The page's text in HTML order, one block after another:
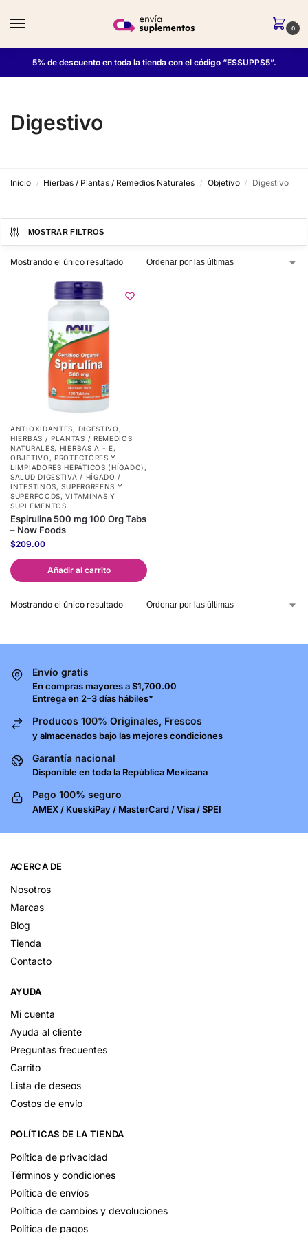
0
5% de descuento en toda la tienda con el código “ESSUPPS5”.
Digestivo
Inicio / Hierbas / Plantas / Remedios Naturales / Objetivo / Digestivo
MOSTRAR FILTROS
Mostrando el único resultado
ANTIOXIDANTES, DIGESTIVO ,
HIERBAS / PLANTAS / REMEDIOS
NATURALES, HIERBAS A - E,
OBJETIVO ,PROTECTORES Y
LIMPIADORES HEPÁTICOS (HÍGADO) ,
SALUD DIGESTIVA / HÍGADO /
INTESTINOS,SUPERGREENS Y
SUPERFOODS,VITAMINAS Y
SUPLEMENTOS
Espirulina 500 mg 100 Org Tabs
– Now Foods
$209.00
Añadir al carrito
Mostrando el único resultado
Envío gratis
En compras mayores a $1,700.00
Entrega en 2–3 días hábiles*
Producos 100% Originales, Frescos
y almacenados bajo las mejores condiciones
Garantía nacional
Disponible en toda la República Mexicana
Pago 100% seguro
AMEX / KueskiPay / MasterCard / Visa / SPEI
ACERCA DE
Nosotros
Marcas
Blog
Tienda
Contacto
AYUDA
Mi cuenta
Ayuda al cliente
Preguntas frecuentes
Carrito
Lista de deseos
Costos de envío
POLÍTICAS DE LA TIENDA
Política de privacidad
Términos y condiciones
Política de envíos
Política de cambios y devoluciones
Política de pagos